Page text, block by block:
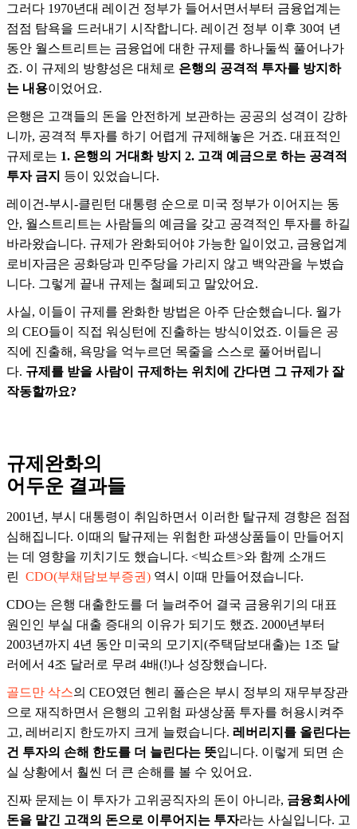
그러다 1970년대 레이건 정부가 들어서면서부터 금융업계는
점점 탐욕을 드러내기 시작합니다. 레이건 정부 이후 30여 년
동안 월스트리트는 금융업에 대한 규제를 하나둘씩 풀어나가
죠. 이 규제의 방향성은 대체로 은행의 공격적 투자를 방지하
는 내용이었어요.
은행은 고객들의 돈을 안전하게 보관하는 공공의 성격이 강하
니까, 공격적 투자를 하기 어렵게 규제해놓은 거죠. 대표적인
규제로는 1. 은행의 거대화 방지 2. 고객 예금으로 하는 공격적
투자 금지 등이 있었습니다.
레이건-부시-클린턴 대통령 순으로 미국 정부가 이어지는 동
안, 월스트리트는 사람들의 예금을 갖고 공격적인 투자를 하길
바라왔습니다. 규제가 완화되어야 가능한 일이었고, 금융업계
로비자금은 공화당과 민주당을 가리지 않고 백악관을 누볐습
니다. 그렇게 끝내 규제는 철폐되고 말았어요.
사실, 이들이 규제를 완화한 방법은 아주 단순했습니다. 월가
의 CEO들이 직접 워싱턴에 진출하는 방식이었죠. 이들은 공
직에 진출해, 욕망을 억누르던 목줄을 스스로 풀어버립니
다. 규제를 받을 사람이 규제하는 위치에 간다면 그 규제가 잘
작동할까요?
규제완화의
어두운 결과들
2001년, 부시 대통령이 취임하면서 이러한 탈규제 경향은 점점
심해집니다. 이때의 탈규제는 위험한 파생상품들이 만들어지
는 데 영향을 끼치기도 했습니다. <빅쇼트>와 함께 소개드
린 CDO(부채담보부증권) 역시 이때 만들어졌습니다.
CDO는 은행 대출한도를 더 늘려주어 결국 금융위기의 대표
원인인 부실 대출 증대의 이유가 되기도 했죠. 2000년부터
2003년까지 4년 동안 미국의 모기지(주택담보대출)는 1조 달
러에서 4조 달러로 무려 4배(!)나 성장했습니다.
골드만 삭스의 CEO였던 헨리 폴슨은 부시 정부의 재무부장관
으로 재직하면서 은행의 고위험 파생상품 투자를 허용시켜주
고, 레버리지 한도까지 크게 늘렸습니다. 레버리지를 올린다는
건 투자의 손해 한도를 더 늘린다는 뜻입니다. 이렇게 되면 손
실 상황에서 훨씬 더 큰 손해를 볼 수 있어요.
진짜 문제는 이 투자가 고위공직자의 돈이 아니라, 금융회사에
돈을 맡긴 고객의 돈으로 이루어지는 투자라는 사실입니다. 고